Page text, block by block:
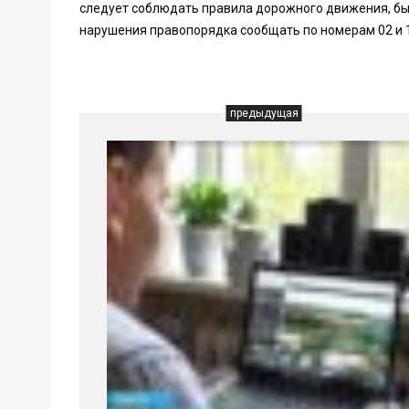
следует соблюдать правила дорожного движения,
нарушения правопорядка сообщать по номерам 02 и
предыдущая